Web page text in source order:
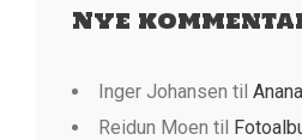
Nye
Inger Johansen til
Reidun Moen til